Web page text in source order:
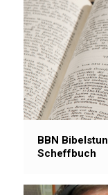
BBN
Scheffbuch